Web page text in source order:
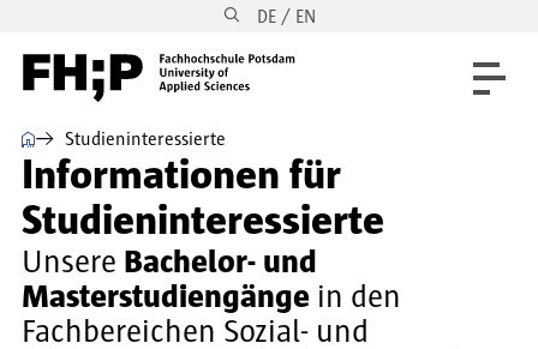
Direkt zur Hauptnavigation DE / EN
⌂ Studieninteressierte
Informationen für
Studieninteressierte
Unsere Bachelor- und
Masterstudiengänge in den
Fachbereichen Sozial- und